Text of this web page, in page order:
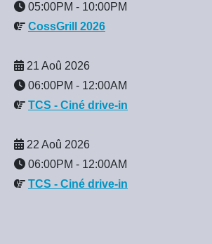
05:00PM - 10:00PM
CossGrill 2026
21 Aoû 2026
06:00PM - 12:00AM
TCS - Ciné drive-in
22 Aoû 2026
06:00PM - 12:00AM
TCS - Ciné drive-in